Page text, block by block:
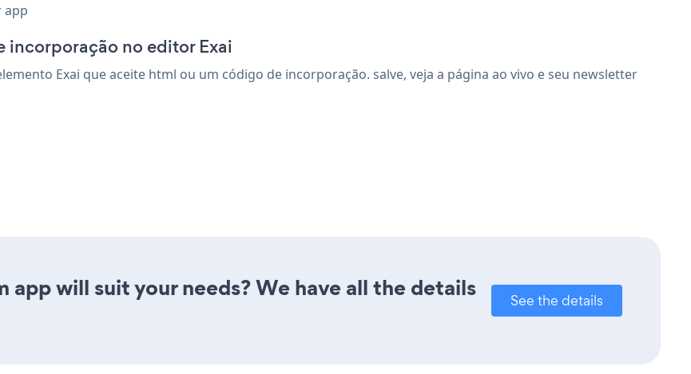
app
no editor Exai
Exai que aceite html ou um código de incorporação. salve, veja a página ao vivo e seu newsletter
will suit your needs? We have all the details
See the details